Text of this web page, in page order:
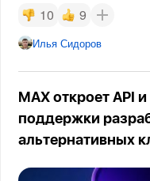
10 9
Илья Сидоров
MAX откроет API
поддержки
альтернативных